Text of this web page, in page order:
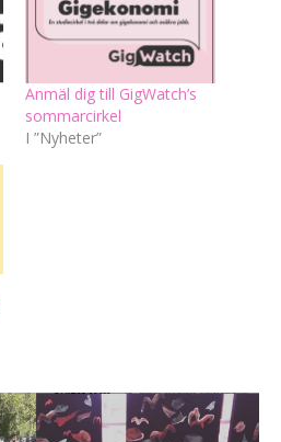
Anmäl dig till GigWatch’s
sommarcirkel
I ”Nyheter”